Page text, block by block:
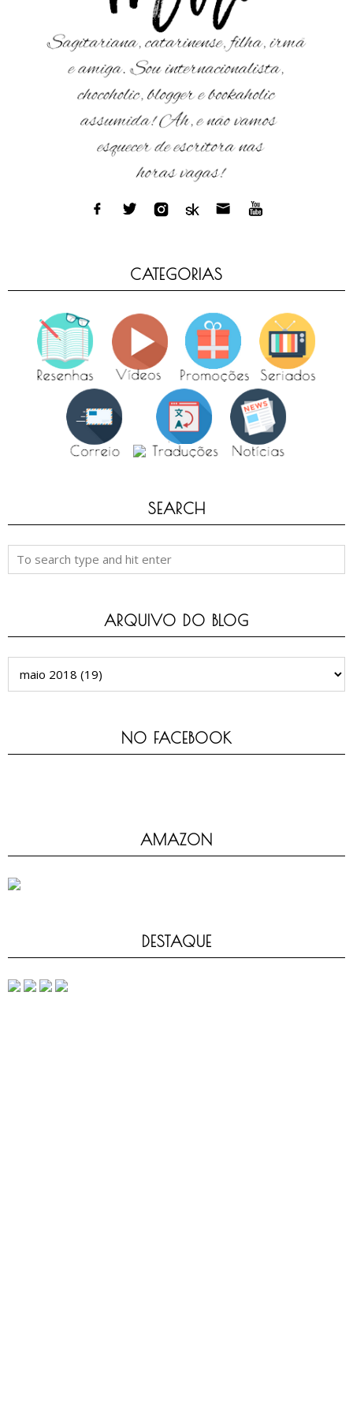
CATEGORIAS
SEARCH
ARQUIVO DO BLOG
NO FACEBOOK
AMAZON
DESTAQUE